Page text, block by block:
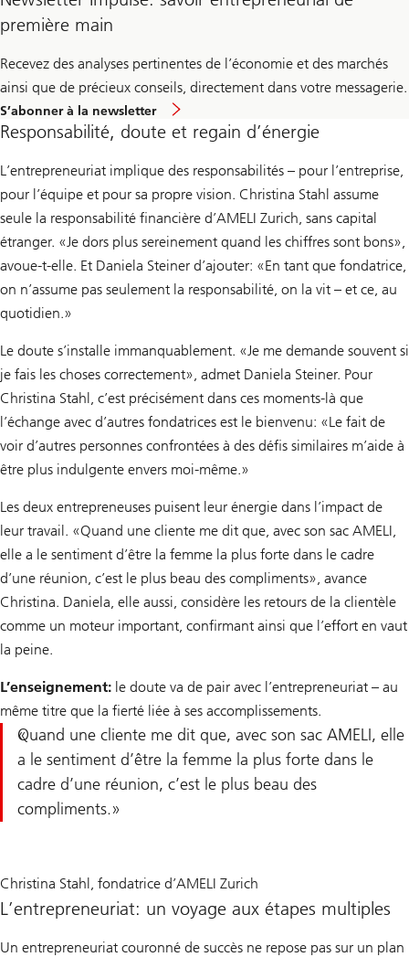
première main
Recevez des analyses pertinentes de l’économie et des marchés
ainsi que de précieux conseils, directement dans votre messagerie.
S’abonner à la newsletter
Responsabilité, doute et regain d’énergie
L’entrepreneuriat implique des responsabilités – pour l’entreprise,
pour l’équipe et pour sa propre vision. Christina Stahl assume
seule la responsabilité financière d’AMELI Zurich, sans capital
étranger. «Je dors plus sereinement quand les chiffres sont bons»,
avoue-t-elle. Et Daniela Steiner d’ajouter: «En tant que fondatrice,
on n’assume pas seulement la responsabilité, on la vit – et ce, au
quotidien.»
Le doute s’installe immanquablement. «Je me demande souvent si
je fais les choses correctement», admet Daniela Steiner. Pour
Christina Stahl, c’est précisément dans ces moments-là que
l’échange avec d’autres fondatrices est le bienvenu: «Le fait de
voir d’autres personnes confrontées à des défis similaires m’aide à
être plus indulgente envers moi-même.»
Les deux entrepreneuses puisent leur énergie dans l’impact de
leur travail. «Quand une cliente me dit que, avec son sac AMELI,
elle a le sentiment d’être la femme la plus forte dans le cadre
d’une réunion, c’est le plus beau des compliments», avance
Christina. Daniela, elle aussi, considère les retours de la clientèle
comme un moteur important, confirmant ainsi que l’effort en vaut
la peine.
L’enseignement: le doute va de pair avec l’entrepreneuriat – au
même titre que la fierté liée à ses accomplissements.
Quand une cliente me dit que, avec son sac AMELI, elle
a le sentiment d’être la femme la plus forte dans le
cadre d’une réunion, c’est le plus beau des
compliments.
Christina Stahl, fondatrice d’AMELI Zurich
L’entrepreneuriat: un voyage aux étapes multiples
Un entrepreneuriat couronné de succès ne repose pas sur un plan